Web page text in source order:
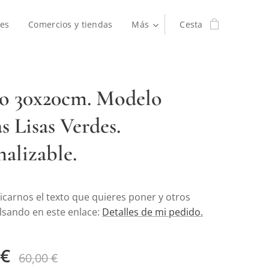
Comercios y tiendas Más Cesta
30x20cm. Modelo
Lisas Verdes.
el texto que quieres poner y otros
en este enlace: Detalles de mi pedido.
€ 60,00€